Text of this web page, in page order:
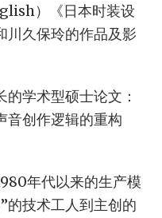
）《日本时装设
川久保玲的作品及影
学术型硕士论文：
音创作逻辑的重构
年代以来的生产模
的技术工人到主创的